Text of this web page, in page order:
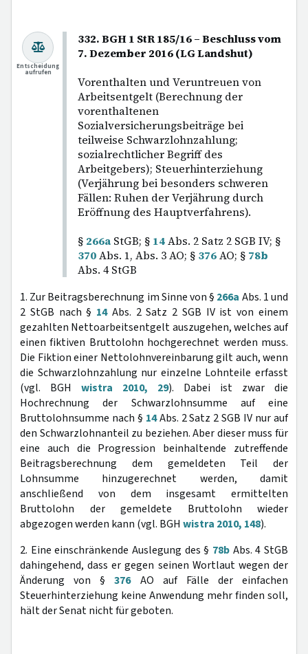
332. BGH 1 StR 185/16 – Beschluss vom
7. Dezember 2016 (LG Landshut)
Vorenthalten und Veruntreuen von
Arbeitsentgelt (Berechnung der
vorenthaltenen
Sozialversicherungsbeiträge bei
teilweise Schwarzlohnzahlung;
sozialrechtlicher Begriff des
Arbeitgebers); Steuerhinterziehung
(Verjährung bei besonders schweren
Fällen: Ruhen der Verjährung durch
Eröffnung des Hauptverfahrens).
§ 266a StGB; § 14Abs. 2 Satz 2 SGB IV; §
370Abs. 1, Abs. 3 AO; § 376AO; § 78b
Abs. 4 StGB
Entscheidung
aufrufen
1. Zur Beitragsberechnung im Sinne von § 266a Abs. 1 und
2 StGB nach § 14Abs. 2 Satz 2 SGB IV ist von einem
gezahlten Nettoarbeitsentgelt auszugehen, welches auf
einen fiktiven Bruttolohn hochgerechnet werden muss.
Die Fiktion einer Nettolohnvereinbarung gilt auch, wenn
die Schwarzlohnzahlung nur einzelne Lohnteile erfasst
(vgl. BGH wistra 2010, 29). Dabei ist zwar die
Hochrechnung der Schwarzlohnsumme auf eine
Bruttolohnsumme nach § 14Abs. 2 Satz 2 SGB IV nur auf
den Schwarzlohnanteil zu beziehen. Aber dieser muss für
eine auch die Progression beinhaltende zutreffende
Beitragsberechnung dem gemeldeten Teil der
Lohnsumme hinzugerechnet werden, damit
anschließend von dem insgesamt ermittelten
Bruttolohn der gemeldete Bruttolohn wieder
abgezogen werden kann (vgl. BGH wistra 2010, 148).
2. Eine einschränkende Auslegung des § 78b Abs. 4 StGB
dahingehend, dass er gegen seinen Wortlaut wegen der
Änderung von §376AO auf Fälle der einfachen
Steuerhinterziehung keine Anwendung mehr finden soll,
hält der Senat nicht für geboten.